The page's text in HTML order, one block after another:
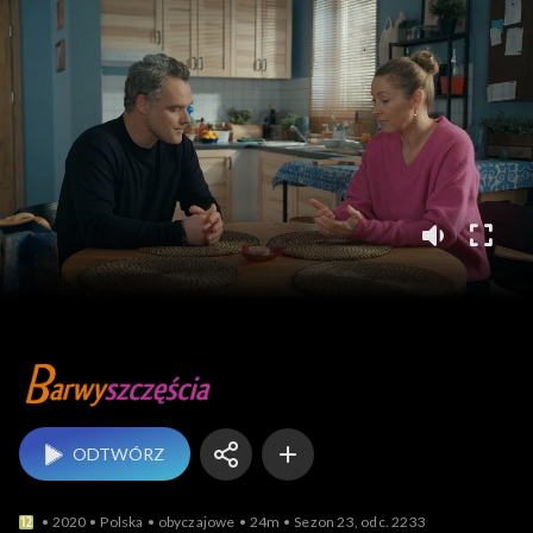
Barwy szczęścia
ODTWÓRZ
2020 Polska obyczajowe 24m Sezon 23, odc. 2233